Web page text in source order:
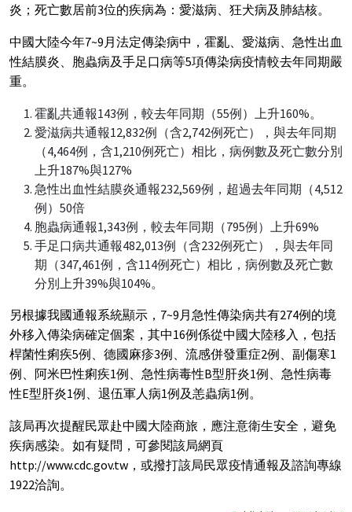
炎；死亡數居前3位的疾病為：愛滋病、狂犬病及肺結核。
中國大陸今年7~9月法定傳染病中，霍亂、愛滋病、急性出血
性結膜炎、胞蟲病及手足口病等5項傳染病疫情較去年同期嚴
重。
霍亂共通報143例，較去年同期（55例）上升160%。
愛滋病共通報12,832例（含2,742例死亡），與去年同期
（4,464例，含1,210例死亡）相比，病例數及死亡數分別
上升187%與127%
急性出血性結膜炎通報232,569例，超過去年同期（4,512
例）50倍
胞蟲病通報1,343例，較去年同期（795例）上升69%
手足口病共通報482,013例（含232例死亡），與去年同
期（347,461例，含114例死亡）相比，病例數及死亡數
分別上升39%與104%。
另根據我國通報系統顯示，7~9月急性傳染病共有274例的境
外移入傳染病確定個案，其中16例係從中國大陸移入，包括
桿菌性痢疾5例、德國麻疹3例、流感併發重症2例、副傷寒1
例、阿米巴性痢疾1例、急性病毒性B型肝炎1例、急性病毒
性E型肝炎1例、退伍軍人病1例及恙蟲病1例。
該局再次提醒民眾赴中國大陸商旅，應注意衛生安全，避免
疾病感染。如有疑問，可參閱該局網頁
http://www.cdc.gov.tw，或撥打該局民眾疫情通報及諮詢專線
1922洽詢。